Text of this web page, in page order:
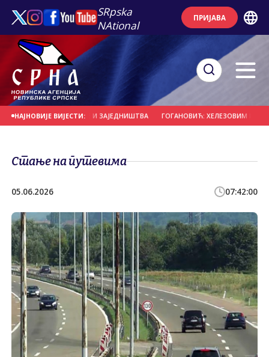
SRpska
NAtional
ПРИЈАВА
НАЈНОВИЈЕ ВИЈЕСТИ:
ТРАДИЦИЈЕ И ЗАЈЕДНИШТВА ГОГАНОВИЋ: ХЕЛЕЗОВИМ
Стање на путевима
05.06.2026 07:42:00